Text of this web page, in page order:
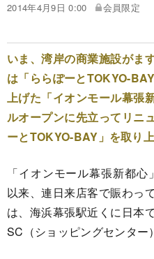
2014年4月9日 0:00
会員限定
いま、湾岸の商業施設がま
は「ららぽーとTOKYO-
上げた「イオンモール幕張
ルオープンに先立ってリニ
ーとTOKYO-BAY」を取り上
「イオンモール幕張新都
以来、連日来店客で賑わっ
は、海浜幕張駅近くに日本
SC（ショッピングセンター